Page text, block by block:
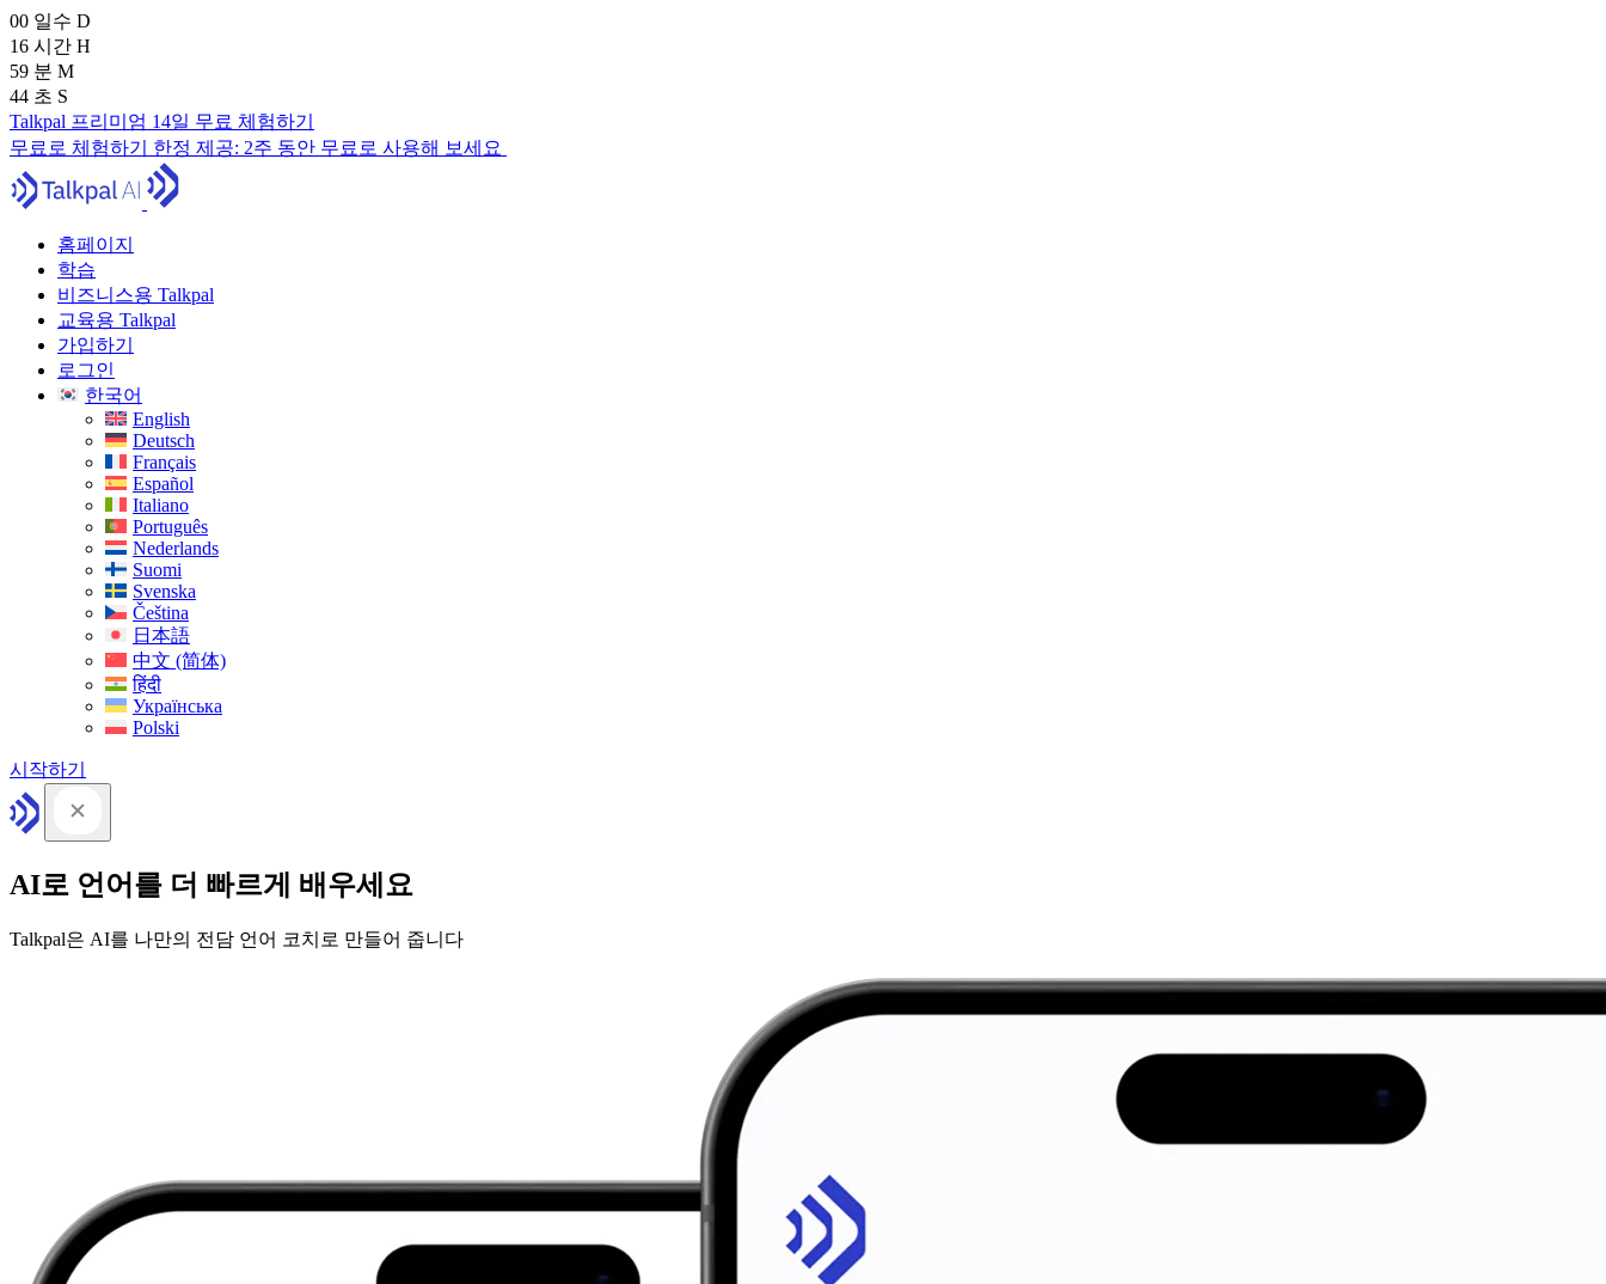
00 일수 D
16 시간 H
59 분 M
43 초 S
Talkpal 프리미엄 14일 무료 체험하기
무료로 체험하기 한정 제공: 2주 동안 무료로 사용해 보세요
홈페이지
학습
비즈니스용 Talkpal
교육용 Talkpal
가입하기
로그인
한국어
English
Deutsch
Français
Español
Italiano
Português
Nederlands
Suomi
Svenska
Čeština
日本語
中文 (简体)
हिंदी
Українська
Polski
시작하기
AI로 언어를 더 빠르게 배우세요
Talkpal은 AI를 나만의 전담 언어 코치로 만들어 줍니다